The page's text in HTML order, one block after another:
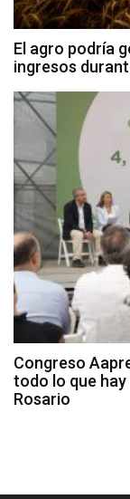
El agro podría
ingresos
Congreso
todo lo que hay
Rosario